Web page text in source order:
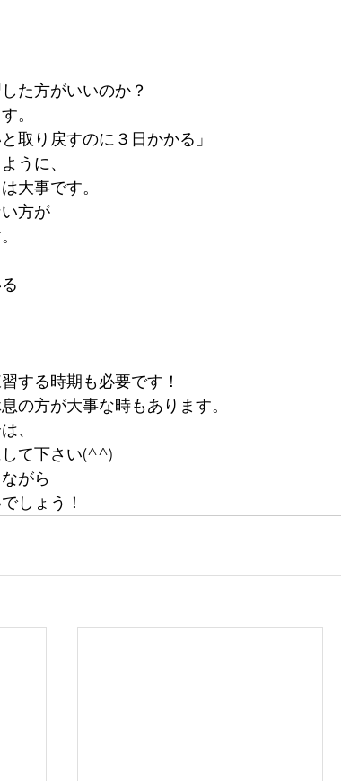
た方がいいのか？
。
取り戻すのに３日かかる」
うに、
大事です。
方が
する時期も必要です！
の方が大事な時もあります。
、
て下さい(^^)
がら
しょう！